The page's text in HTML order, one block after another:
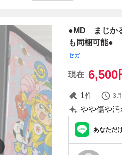
●MD まじ
も同梱可能●
セガ
現在 6,500
1件 3
やや傷や汚
あなただ